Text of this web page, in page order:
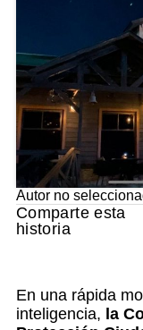
Autor no
Comparte esta
historia
En una rápida
inteligencia, la